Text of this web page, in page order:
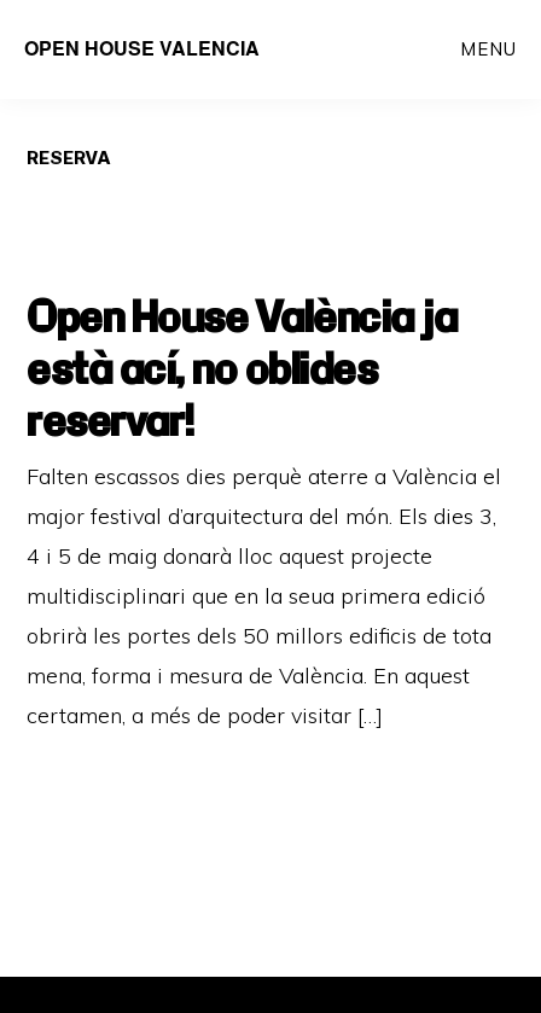
OPEN HOUSE VALENCIA MENU
RESERVA
Open House València ja
està ací, no oblides
reservar!
Falten escassos dies perquè aterre a València el
major festival d’arquitectura del món. Els dies 3,
4 i 5 de maig donarà lloc aquest projecte
multidisciplinari que en la seua primera edició
obrirà les portes dels 50 millors edificis de tota
mena, forma i mesura de València. En aquest
certamen, a més de poder visitar […]